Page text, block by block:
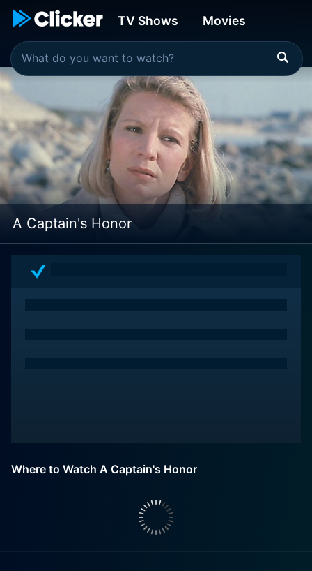
TV Shows Movies
A Captain's Honor
Where to Watch A Captain's Honor